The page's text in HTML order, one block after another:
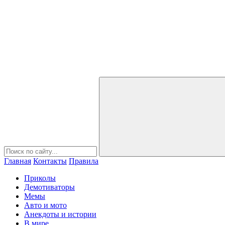
Главная Контакты Правила
Приколы
Демотиваторы
Мемы
Авто и мото
Анекдоты и истории
В мире